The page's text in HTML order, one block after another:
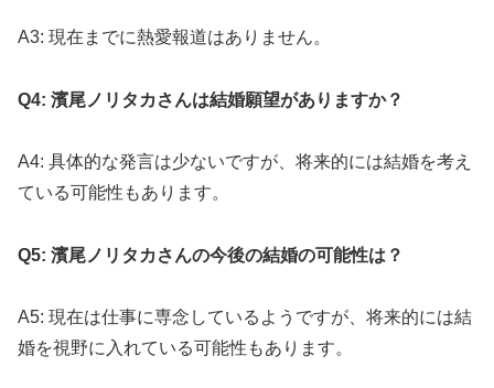
A3: 現在までに熱愛報道はありません。
Q4: 濱尾ノリタカさんは結婚願望がありますか？
A4: 具体的な発言は少ないですが、将来的には結婚を考え
ている可能性もあります。
Q5: 濱尾ノリタカさんの今後の結婚の可能性は？
A5: 現在は仕事に専念しているようですが、将来的には結
婚を視野に入れている可能性もあります。